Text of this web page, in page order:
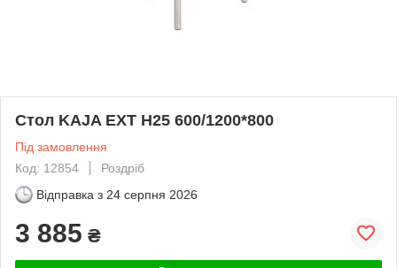
Стол KAJA EXT H25 600/1200*800
Під замовлення
Код: 12854
Роздріб
Відправка з 24 серпня 2026
3 885 ₴